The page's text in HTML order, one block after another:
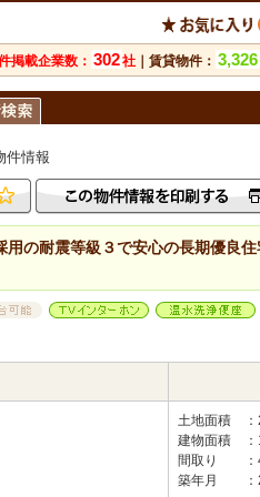
掲載企業数： 302社 ｜賃貸物件： 3,326
件情報
の耐震等級３で安心の長期優良住
土地面積
建物面積
間取り
築年月